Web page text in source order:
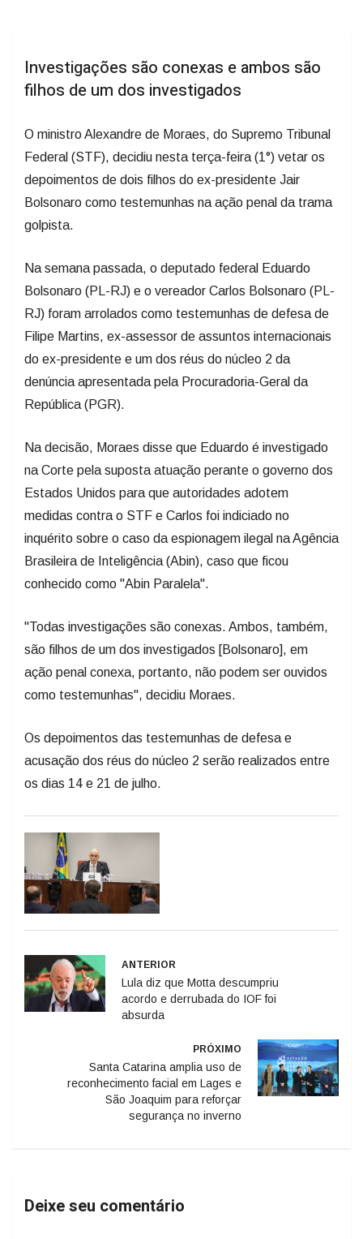
Investigações são conexas e ambos são
filhos de um dos investigados
O ministro Alexandre de Moraes, do Supremo Tribunal
Federal (STF), decidiu nesta terça-feira (1°) vetar os
depoimentos de dois filhos do ex-presidente Jair
Bolsonaro como testemunhas na ação penal da trama
golpista.
Na semana passada, o deputado federal Eduardo
Bolsonaro (PL-RJ) e o vereador Carlos Bolsonaro (PL-
RJ) foram arrolados como testemunhas de defesa de
Filipe Martins, ex-assessor de assuntos internacionais
do ex-presidente e um dos réus do núcleo 2 da
denúncia apresentada pela Procuradoria-Geral da
República (PGR).
Na decisão, Moraes disse que Eduardo é investigado
na Corte pela suposta atuação perante o governo dos
Estados Unidos para que autoridades adotem
medidas contra o STF e Carlos foi indiciado no
inquérito sobre o caso da espionagem ilegal na Agência
Brasileira de Inteligência (Abin), caso que ficou
conhecido como "Abin Paralela".
"Todas investigações são conexas. Ambos, também,
são filhos de um dos investigados [Bolsonaro], em
ação penal conexa, portanto, não podem ser ouvidos
como testemunhas", decidiu Moraes.
Os depoimentos das testemunhas de defesa e
acusação dos réus do núcleo 2 serão realizados entre
os dias 14 e 21 de julho.
ANTERIOR
Lula diz que Motta descumpriu
acordo e derrubada do IOF foi
absurda
PRÓXIMO
Santa Catarina amplia uso de
reconhecimento facial em Lages e
São Joaquim para reforçar
segurança no inverno
Deixe seu comentário